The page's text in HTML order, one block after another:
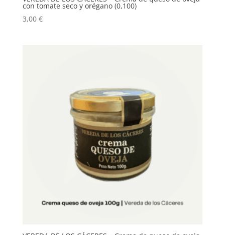
con tomate seco y orégano (0,100)
3,00 €